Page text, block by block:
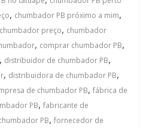
, chumbador PB próximo a mim,
chumbador preço, chumbador
, comprar chumbador PB,
, distribuidor de chumbador PB,
, distribuidora de chumbador PB,
de chumbador PB,fábrica de
PB,fabricante de
PB,fornecedor de